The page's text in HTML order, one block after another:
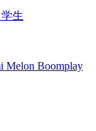
学生
Melon Boomplay